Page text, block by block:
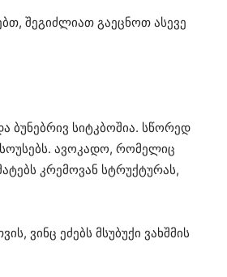
შეგიძლიათ გაეცნოთ ასევე
ბუნებრივ სიტკბოშია. სწორედ
ავოკადო, რომელიც
კრემოვან სტრუქტურას,
ვინც ეძებს მსუბუქი ვახშმის